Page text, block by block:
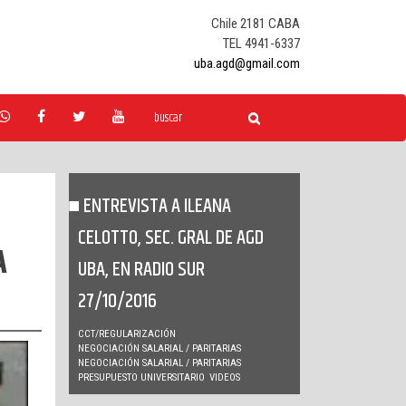
Chile 2181 CABA
TEL 4941-6337
uba.agd@gmail.com
ENTREVISTA A ILEANA
CELOTTO, SEC. GRAL DE AGD
UBA, EN RADIO SUR
27/10/2016
CCT/REGULARIZACIÓN
NEGOCIACIÓN SALARIAL / PARITARIAS
NEGOCIACIÓN SALARIAL / PARITARIAS
PRESUPUESTO UNIVERSITARIO VIDEOS